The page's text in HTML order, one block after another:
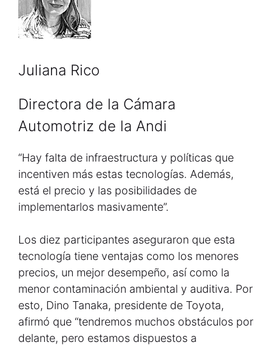
Juliana Rico
Directora de la Cámara
Automotriz de la Andi
“Hay falta de infraestructura y políticas que
incentiven más estas tecnologías. Además,
está el precio y las posibilidades de
implementarlos masivamente”.
Los diez participantes aseguraron que esta
tecnología tiene ventajas como los menores
precios, un mejor desempeño, así como la
menor contaminación ambiental y auditiva. Por
esto, Dino Tanaka, presidente de Toyota,
afirmó que “tendremos muchos obstáculos por
delante, pero estamos dispuestos a